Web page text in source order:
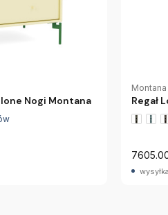
Nogi Montana
Montana
Regał